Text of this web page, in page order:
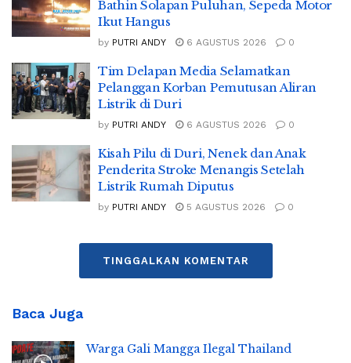
Bathin Solapan Puluhan, Sepeda Motor
Ikut Hangus
by PUTRI ANDY 6 AGUSTUS 2026 0
Tim Delapan Media Selamatkan
Pelanggan Korban Pemutusan Aliran
Listrik di Duri
by PUTRI ANDY 6 AGUSTUS 2026 0
Kisah Pilu di Duri, Nenek dan Anak
Penderita Stroke Menangis Setelah
Listrik Rumah Diputus
by PUTRI ANDY 5 AGUSTUS 2026 0
TINGGALKAN KOMENTAR
Baca Juga
Warga Gali Mangga Ilegal Thailand